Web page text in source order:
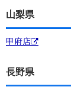
山梨県
甲府店
長野県